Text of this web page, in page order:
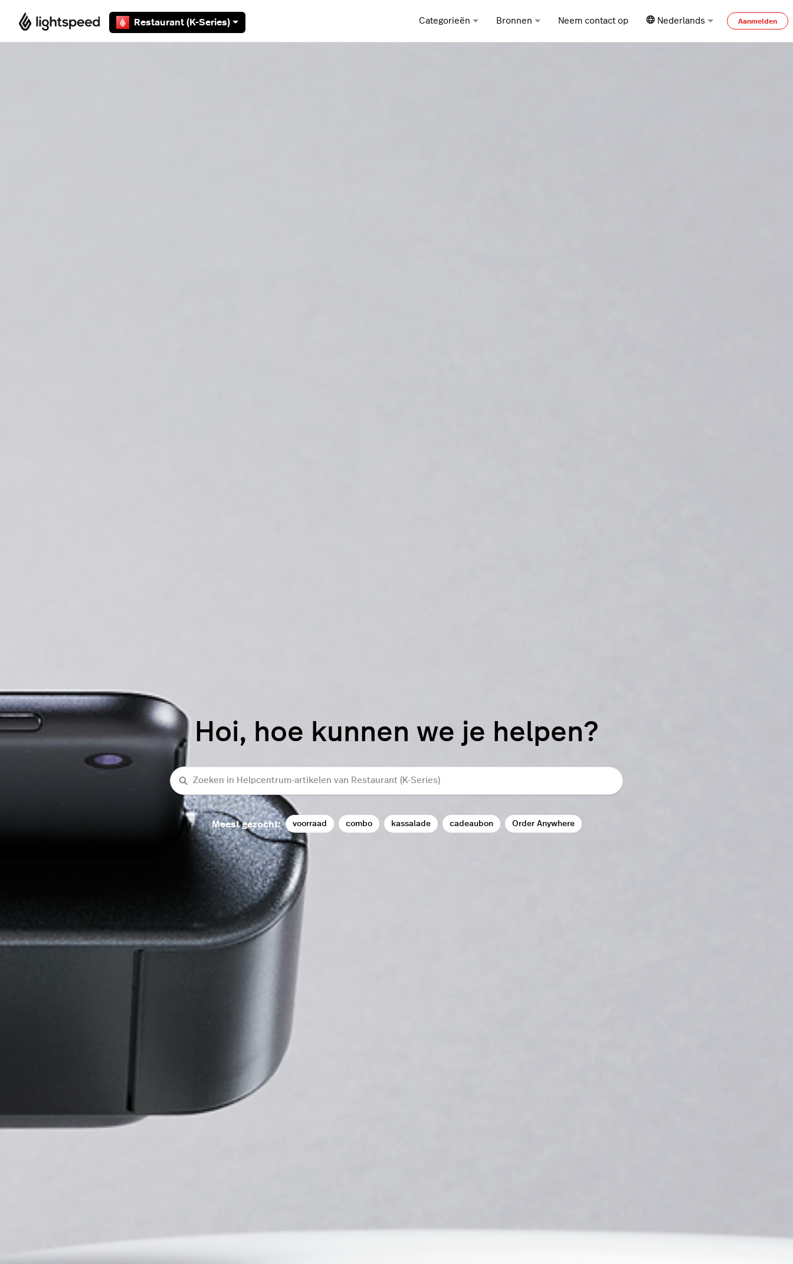
Restaurant (K-Series)
Categorieën Bronnen Neem contact op Nederlands Aanmelden
Hoi, hoe kunnen we je helpen?
Zoeken
Meest gezocht: voorraad combo kassalade cadeaubon Order Anywhere